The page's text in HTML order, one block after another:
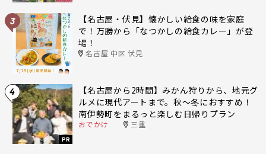
3
【名古屋・伏見】懐かしい給食の味を家庭
で！万勝から「なつかしの給食カレー」が登
場！
名古屋 中区 伏見
4
PR
【名古屋から2時間】みかん狩りから、地元グ
ルメに現代アートまで。秋〜冬におすすめ！
南伊勢町をまるっと楽しむ日帰りプラン
おでかけ 三重